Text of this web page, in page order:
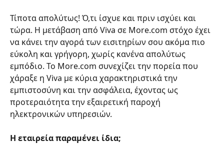
Τίποτα απολύτως! Ό,τι ίσχυε και πριν ισχύει και
τώρα. Η μετάβαση από Viva σε More.com στόχο έχει
να κάνει την αγορά των εισιτηρίων σου ακόμα πιο
εύκολη και γρήγορη, χωρίς κανένα απολύτως
εμπόδιο. Το More.com συνεχίζει την πορεία που
χάραξε η Viva με κύρια χαρακτηριστικά την
εμπιστοσύνη και την ασφάλεια, έχοντας ως
προτεραιότητα την εξαιρετική παροχή
ηλεκτρονικών υπηρεσιών.
Η εταιρεία παραμένει ίδια;